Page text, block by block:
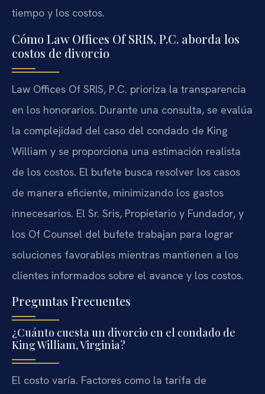
tiempo y los costos.
Cómo Law Offices Of SRIS, P.C. aborda los
costos de divorcio
Law Offices Of SRIS, P.C. prioriza la transparencia
en los honorarios. Durante una consulta, se evalúa
la complejidad del caso del condado de King
William y se proporciona una estimación realista
de los costos. El bufete busca resolver los casos
de manera eficiente, minimizando los gastos
innecesarios. El Sr. Sris, Propietario y Fundador, y
los Of Counsel del bufete trabajan para lograr
soluciones favorables mientras mantienen a los
clientes informados sobre el avance y los costos.
Preguntas Frecuentes
¿Cuánto cuesta un divorcio en el condado de
King William, Virginia?
El costo varía. Factores como la tarifa de